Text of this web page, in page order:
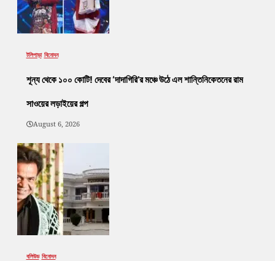
টলিপাড়া বিনোদন
শূন্য থেকে ১০০ কোটি! দেবের ‘দাদাগিরি’র মঞ্চে উঠে এল শান্তিনিকেতনের রাম
সাওয়ের লড়াইয়ের গল্প
August 6, 2026
বলিউড বিনোদন